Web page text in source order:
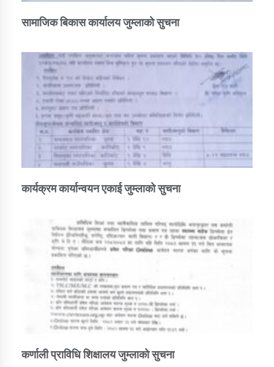
सामाजिक बिकास कार्यालय जुम्लाकाे सुचना
कार्यक्रम कार्यान्वयन एकाई जुम्लाको सुचना
कर्णाली प्राविधि शिक्षालय जुम्लाको सुचना